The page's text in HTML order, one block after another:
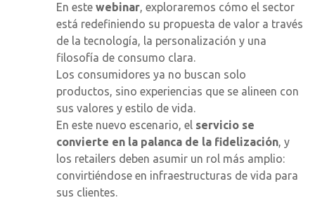
En este webinar, exploraremos cómo el sector
está redefiniendo su propuesta de valor a través
de la tecnología, la personalización y una
filosofía de consumo clara.
Los consumidores ya no buscan solo
productos, sino experiencias que se alineen con
sus valores y estilo de vida.
En este nuevo escenario, el servicio se
convierte en la palanca de la fidelización, y
los retailers deben asumir un rol más amplio:
convirtiéndose en infraestructuras de vida para
sus clientes.